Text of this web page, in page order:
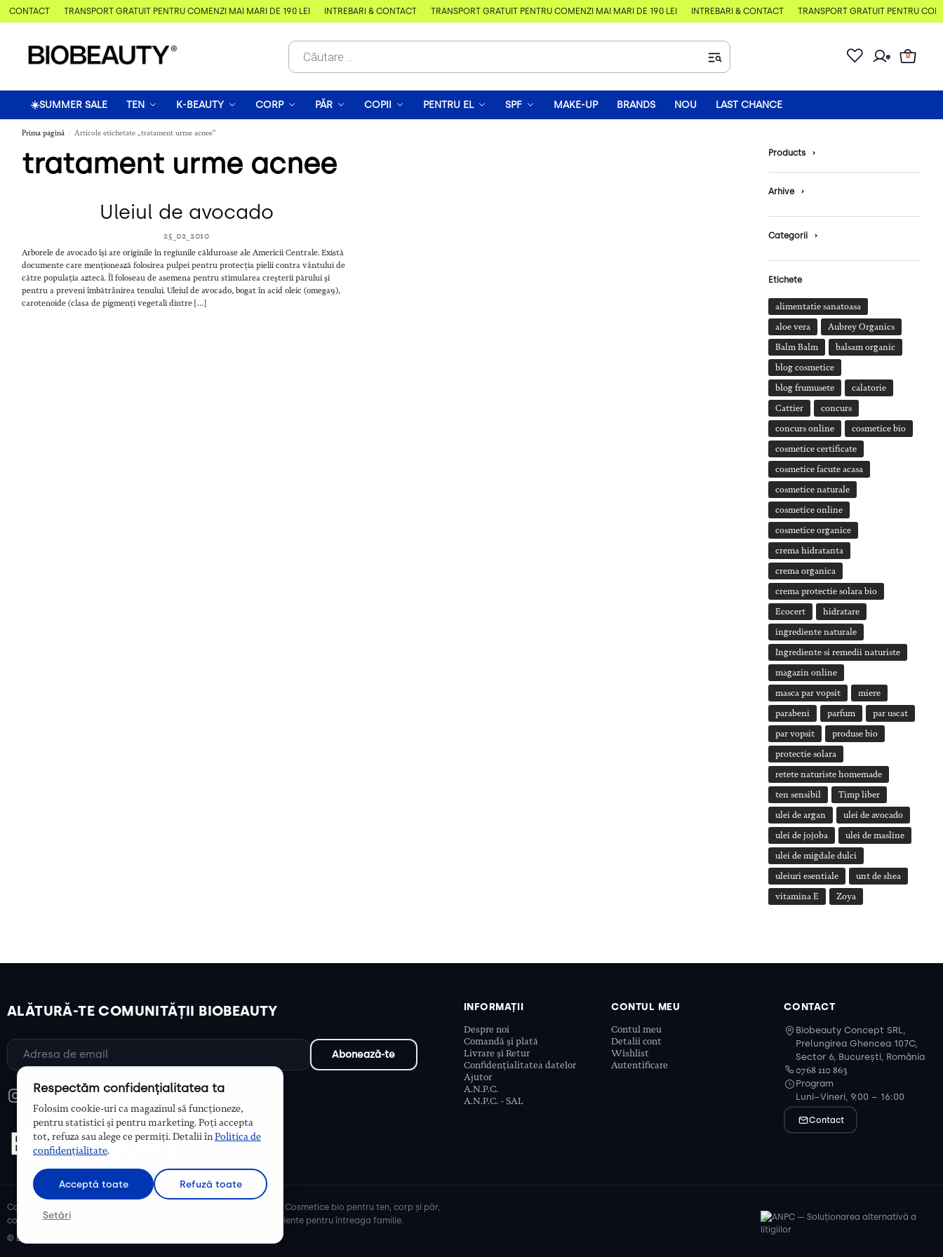
CONTACT TRANSPORT GRATUIT PENTRU COMENZI MAI MARI DE 190 LEI ÎNTREBĂRI & CONTACT TRANSPORT GRATUIT PENTRU COMENZI MAI MARI DE 190 LEI ÎNTREBĂRI & CONTACT TRANSPORT GRATUIT PENTRU
0
☀️SUMMER SALE TEN K-BEAUTY CORP PĂR COPII PENTRU EL SPF MAKE-UP BRANDS NOU LAST CHANCE
Prima pagină / Articole etichetate „tratament urme acnee”
tratament urme acnee
Uleiul de avocado
25_02_2010
Arborele de avocado își are originile în regiunile călduroase ale Americii Centrale. Există
documente care menționează folosirea pulpei pentru protecția pielii contra vântului de
către populația aztecă. Îl foloseau de asemena pentru stimularea creșterii părului și
pentru a preveni îmbătrânirea tenului. Uleiul de avocado, bogat în acid oleic (omega9),
carotenoide (clasa de pigmenți vegetali dintre […]
Products ›
Arhive ›
Categorii ›
Etichete
alimentatie sanatoasa
aloe vera Aubrey Organics
Balm Balm balsam organic
blog cosmetice
blog frumusete calatorie
Cattier concurs
concurs online cosmetice bio
cosmetice certificate
cosmetice facute acasa
cosmetice naturale
cosmetice online
cosmetice organice
crema hidratanta
crema organica
crema protectie solara bio
Ecocert hidratare
ingrediente naturale
Ingrediente si remedii naturiste
magazin online
masca par vopsit miere
parabeni parfum par uscat
par vopsit produse bio
protectie solara
retete naturiste homemade
ten sensibil Timp liber
ulei de argan ulei de avocado
ulei de jojoba ulei de masline
ulei de migdale dulci
uleiuri esentiale unt de shea
vitamina E Zoya
ALĂTURĂ-TE COMUNITĂȚII BIOBEAUTY INFORMAȚII
Despre noi
Comandă și plată
Livrare și Retur
Confidențialitatea datelor
Ajutor
A.N.P.C.
A.N.P.C. - SAL
CONTUL MEU
Contul meu
Detalii cont
Wishlist
Autentificare
CONTACT
Biobeauty Concept SRL,
Prelungirea Ghencea 107C,
Sector 6, București, România
0768 110 863
Program
Luni–Vineri, 9:00 – 16:00
Contact
Cosmetice bio și naturale, ulei de argan, ulei de cocos, unt de shea. Cosmetice bio pentru ten, corp și păr,
cosmetice naturale pentru mămici și copii, cosmetice organice eficiente pentru întreaga familie.
© Biobeauty 2026. Toate drepturile rezervate.
Respectăm confidențialitatea ta
Folosim cookie-uri ca magazinul să funcționeze,
pentru statistici și pentru marketing. Poți accepta
tot, refuza sau alege ce permiți. Detalii înPolitica de
confidențialitate.
Acceptă toate Refuză toate
Setări